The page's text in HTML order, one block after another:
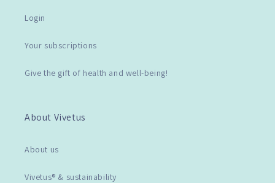
Login
Your subscriptions
Give the gift of health and well-being!
About Vivetus
About us
Vivetus® & sustainability